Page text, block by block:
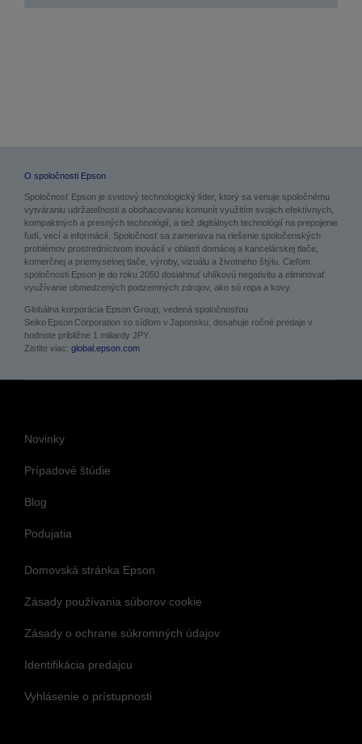
spoločnosti Epson je do roku 2050 dosiahnuť uhlíkovú negativitu a eliminovať
využívanie obmedzených podzemných zdrojov, ako sú ropa a kovy.
Globálna korporácia Epson Group, vedená spoločnosťou
Seiko Epson Corporation so sídlom v Japonsku, dosahuje ročné predaje v
hodnote približne 1 miliardy JPY.
Zistite viac:global.epson.com
Novinky
Prípadové štúdie
Podujatia
Domovská stránka Epson
Zásady používania súborov cookie
Zásady o ochrane súkromných údajov
Identifikácia predajcu
Vyhlásenie o prístupnosti
v spojení